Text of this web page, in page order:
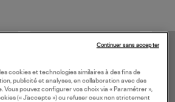
cookies et technologies similaires à des fins de
publicité et analyses, en collaboration avec des
Vous pouvez configurer vos choix via « Paramétrer »,
(« J’accepte ») ou refuser ceux non strictement
Continuer sans accepter